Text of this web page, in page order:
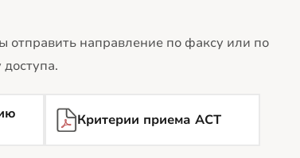
отправить направление по факсу или по
Критерии приема ACT